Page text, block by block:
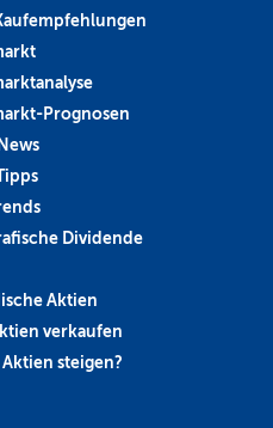
Prognosen
Dividende
Aktien
verkaufen
steigen?